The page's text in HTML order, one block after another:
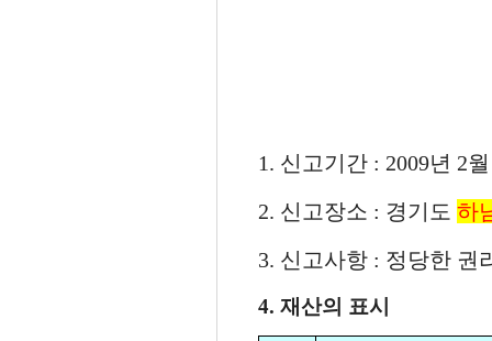
1. 신고기간 : 2009년 2
2. 신고장소 : 경기도 하
3. 신고사항 : 정당한 권
4. 재산의 표시